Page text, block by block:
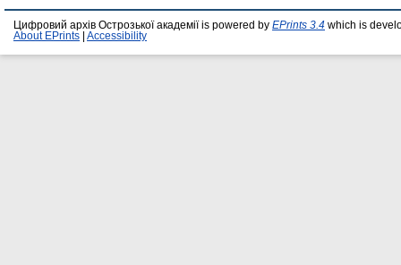
Цифровий архів Острозької академії is powered by EPrints 3.4 which is
About EPrints
Accessibility